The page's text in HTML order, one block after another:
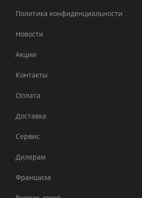
Политика конфиденциальности
Новости
Акции
Контакты
Оплата
Доставка
Сервис
Дилерам
Франшиза